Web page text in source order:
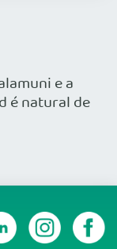
e a
é natural de